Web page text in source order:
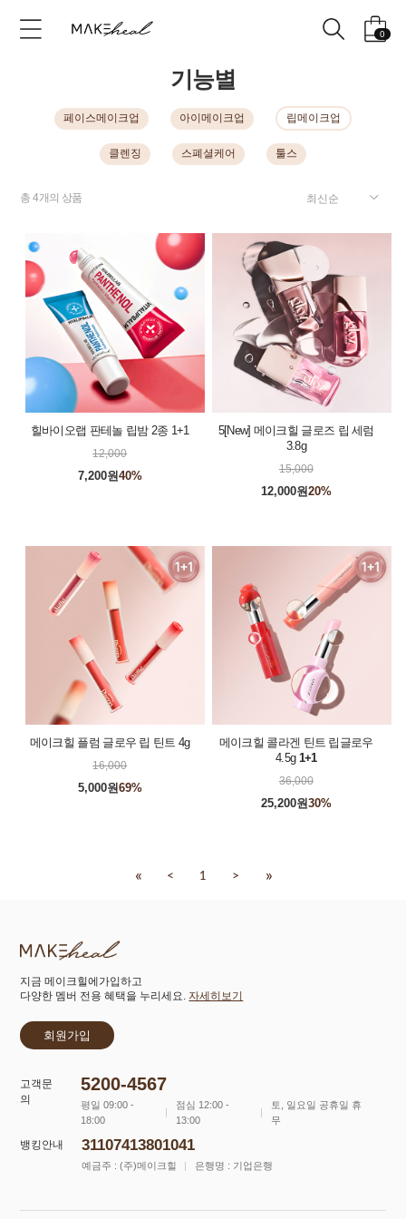
0
기능별
페이스메이크업 아이메이크업 립메이크업
클렌징 스폐셜케어 툴스
총4개의 상품
힐바이오랩 판테놀 립밤 2종 1+1
12,000
7,200원40%
5[New] 메이크힐 글로즈 립 세럼
3.8g
15,000
12,000원20%
메이크힐 플럼 글로우 립 틴트 4g
16,000
5,000원69%
메이크힐 콜라겐 틴트 립글로우
4.5g 1+1
36,000
25,200원30%
« < 1 > »
지금 메이크힐에가입하고
다양한 멤버 전용 혜택을 누리세요.자세히보기
회원가입
고객문
의
5200-4567
평일 09:00 -
18:00
점심 12:00 -
13:00
토, 일요일 공휴일 휴
무
뱅킹안내 31107413801041
예금주 : (주)메이크힐 은행명 : 기업은행